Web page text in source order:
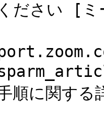
ださい [ミ
順に関す